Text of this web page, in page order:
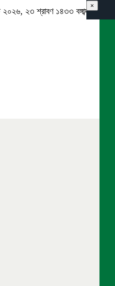
২৩ শ্রাবণ ১৪৩৩ বঙ্গাব্দ
×